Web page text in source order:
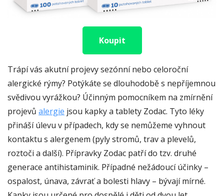
Koupit
Trápí vás akutní projevy sezónní nebo celoroční
alergické rýmy? Potýkáte se dlouhodobě s nepříjemnou
svědivou vyrážkou? Účinným pomocníkem na zmírnění
projevů alergie jsou kapky a tablety Zodac. Tyto léky
přináší úlevu v případech, kdy se nemůžeme vyhnout
kontaktu s alergenem (pyly stromů, trav a plevelů,
roztoči a další). Přípravky Zodac patří do tzv. druhé
generace antihistaminik. Případné nežádoucí účinky –
ospalost, únava, závrať a bolesti hlavy – bývají mírné.